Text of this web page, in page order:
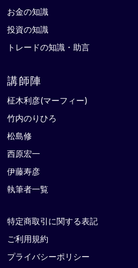
お金の知識
投資の知識
トレードの知識・助言
講師陣
柾木利彦(マーフィー)
竹内のりひろ
松島修
西原宏一
伊藤寿彦
執筆者一覧
特定商取引に関する表記
ご利用規約
プライバシーポリシー